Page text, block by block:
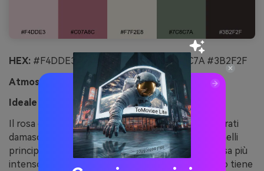
HEX: #F4DDE3 #C07A8C #F7F2E8 #7C8C7A #3B2F2F
Atmosfera:
morbido, elegante, tradizionale
Ideale per:
UI per sito di matrimonio romantico
Il rosa cipria e la crema calda ricordano carta da parati
damascata e nastri di seta. Usa la crema per i pannelli
principali, il rosa per le divisioni delle sezioni e il rosa più
intenso per bottoni e link chiave. L’oliva attenuato tiene